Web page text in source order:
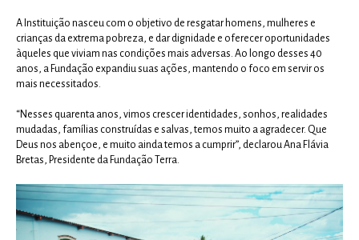
A Instituição nasceu com o objetivo de resgatar homens, mulheres e
crianças da extrema pobreza, e dar dignidade e oferecer oportunidades
àqueles que viviam nas condições mais adversas. Ao longo desses 40
anos, a Fundação expandiu suas ações, mantendo o foco em servir os
mais necessitados.
“Nesses quarenta anos, vimos crescer identidades, sonhos, realidades
mudadas, famílias construídas e salvas, temos muito a agradecer. Que
Deus nos abençoe, e muito ainda temos a cumprir”, declarou Ana Flávia
Bretas, Presidente da Fundação Terra.